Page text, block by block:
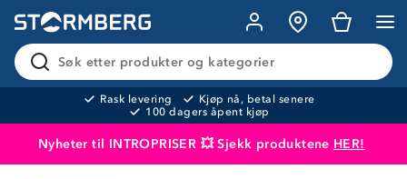
Søk etter produkter og kategorier
Rask levering
Kjøp nå, betal senere
100 dagers åpent kjøp
Nyheter til INTROPRISER 💥 Sjekk produktene HER!